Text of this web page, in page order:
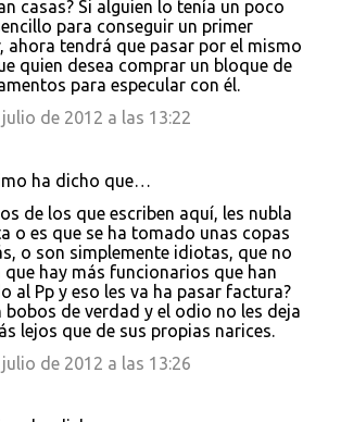
casas? Si alguien lo tenía un poco
para conseguir un primer
ahora tendrá que pasar por el mismo
quien desea comprar un bloque de
para especular con él.
de 2012 a las 13:22
ha dicho que…
de los que escriben aquí, les nubla
o es que se ha tomado unas copas
o son simplemente idiotas, que no
que hay más funcionarios que han
al Pp y eso les va ha pasar factura?
bobos de verdad y el odio no les deja
lejos que de sus propias narices.
de 2012 a las 13:26